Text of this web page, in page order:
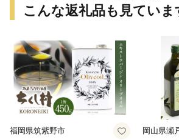
こんな返礼品も見ていま
福岡県筑紫野市 岡山県瀬